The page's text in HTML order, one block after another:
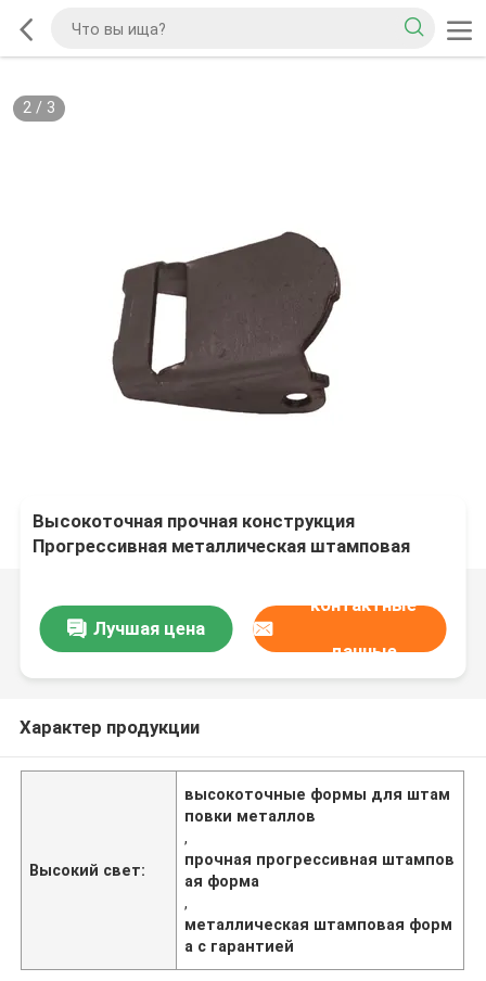
2/ 3
Высокоточная прочная конструкция
Прогрессивная металлическая штамповая
Лучшая цена
контактные
данные
Характер продукции
Высокий свет:
высокоточные формы для штам
повки металлов
,
прочная прогрессивная штампов
ая форма
,
металлическая штамповая форм
а с гарантией